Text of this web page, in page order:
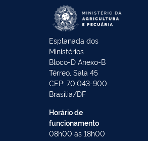
Esplanada dos
Ministérios
Bloco-D Anexo-B
Térreo, Sala 45
CEP: 70.043-900
Brasília/DF
Horário de
funcionamento
08h00 às 18h00